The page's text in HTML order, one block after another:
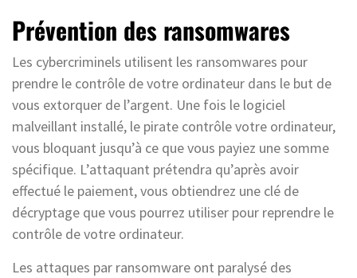
Prévention des ransomwares
Les cybercriminels utilisent les ransomwares pour
prendre le contrôle de votre ordinateur dans le but de
vous extorquer de l’argent. Une fois le logiciel
malveillant installé, le pirate contrôle votre ordinateur,
vous bloquant jusqu’à ce que vous payiez une somme
spécifique. L’attaquant prétendra qu’après avoir
effectué le paiement, vous obtiendrez une clé de
décryptage que vous pourrez utiliser pour reprendre le
contrôle de votre ordinateur.
Les attaques par ransomware ont paralysé des